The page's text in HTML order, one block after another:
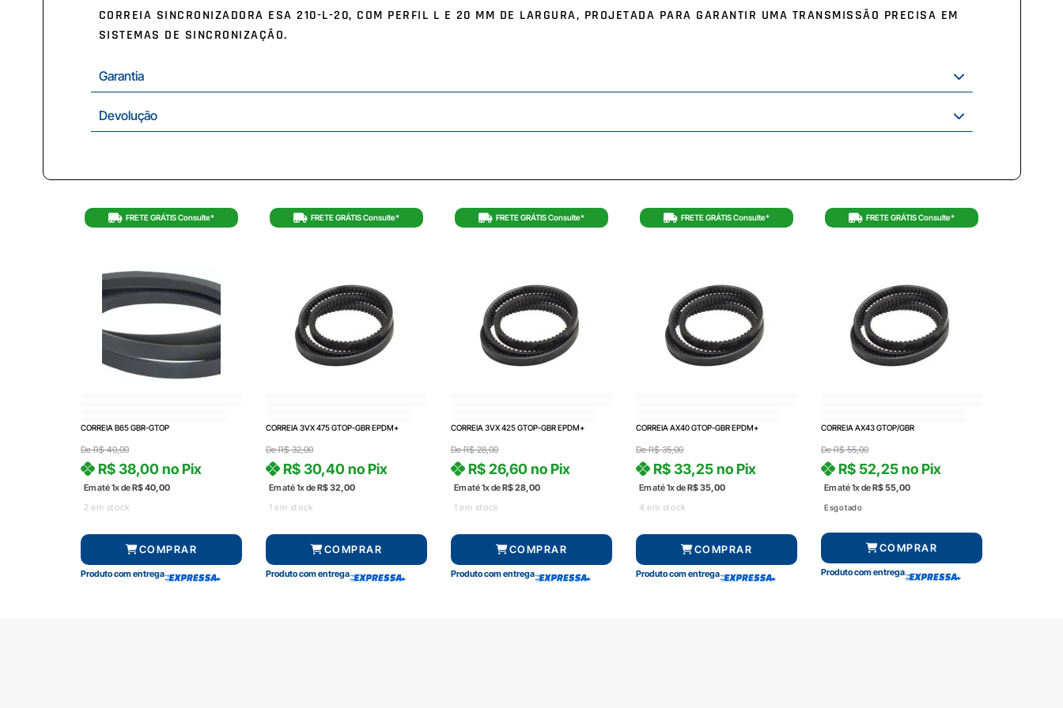
CORREIA SINCRONIZADORA ESA 210-L-20, COM PERFIL L E 20 MM DE LARGURA, PROJETADA PARA GARANTIR UMA TRANSMISSÃO PRECISA EM
SISTEMAS DE SINCRONIZAÇÃO.
Garantia
Devolução
FRETE GRÁTIS Consulte*
CORREIA B65 GBR-GTOP
DeR$40,00
Em até 1x deR$40,00
R$38,00 no Pix
2 em stock
COMPRAR
Produto com entrega
FRETE GRÁTIS Consulte*
CORREIA 3VX 475 GTOP-GBR EPDM+
DeR$32,00
Em até 1x deR$32,00
R$30,40 no Pix
1 em stock
COMPRAR
Produto com entrega
FRETE GRÁTIS Consulte*
CORREIA 3VX 425 GTOP-GBR EPDM+
DeR$28,00
Em até 1x deR$28,00
R$26,60 no Pix
1 em stock
COMPRAR
Produto com entrega
FRETE GRÁTIS Consulte*
CORREIA AX40 GTOP-GBR EPDM+
DeR$35,00
Em até 1x deR$35,00
R$33,25 no Pix
4 em stock
COMPRAR
Produto com entrega
FRETE GRÁTIS Consulte*
CORREIA AX43 GTOP/GBR
DeR$55,00
Em até 1x deR$55,00
R$52,25 no Pix
Esgotado
COMPRAR
Produto com entrega